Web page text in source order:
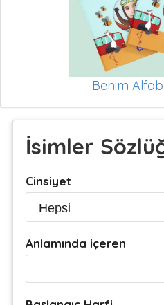
Benim
İsimler
Cinsiyet
Anlamında içeren